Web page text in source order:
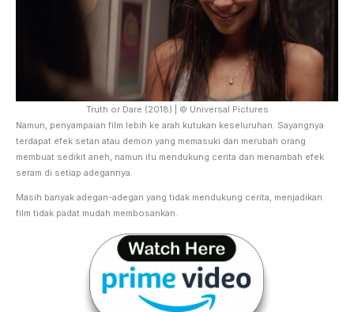
Truth or Dare (2018) | © Universal Pictures
Namun, penyampaian film lebih ke arah kutukan keseluruhan. Sayangnya
terdapat efek setan atau demon yang memasuki dan merubah orang
membuat sedikit aneh, namun itu mendukung cerita dan menambah efek
seram di setiap adegannya.
Masih banyak adegan-adegan yang tidak mendukung cerita, menjadikan
film tidak padat mudah membosankan.